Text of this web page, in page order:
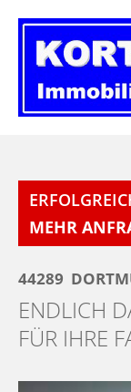
Inhalt
springen
MEHR
44289
ENDLICH
FÜR IHRE